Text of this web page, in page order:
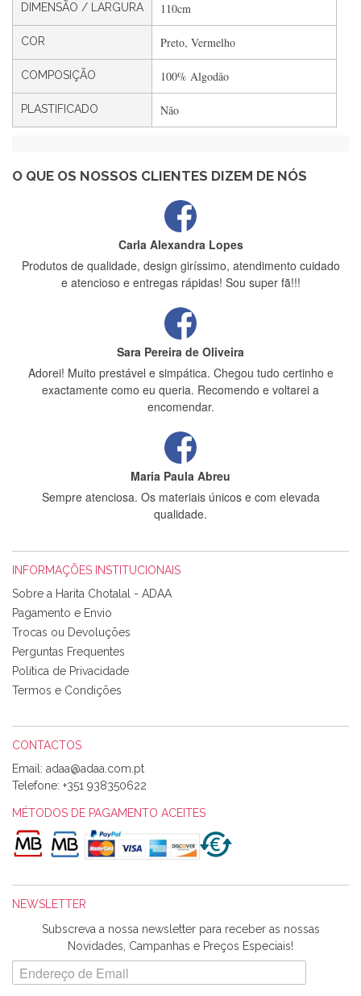
DIMENSÃO / LARGURA 110cm
COR Preto, Vermelho
COMPOSIÇÃO 100% Algodão
PLASTIFICADO Não
O QUE OS NOSSOS CLIENTES DIZEM DE NÓS
Filipa Freire
Rápido, atendimento 5*. Hoje chegará a segunda encomenda
feita de muitas certamente❤️
estrelas
Carla Alexandra Lopes
Produtos de qualidade, design giríssimo, atendimento cuidado
e atencioso e entregas rápidas! Sou super fã!!!
Sara Pereira de Oliveira
Adorei! Muito prestável e simpática. Chegou tudo certinho e
exactamente como eu queria. Recomendo e voltarei a
encomendar.
Maria Paula Abreu
Sempre atenciosa. Os materiais únicos e com elevada
qualidade.
Tudo chegou em condições, pois os produtos vieram muito
bem acondicionados. Estou plenamente satisfeita com os
produtos adquiridos. Relativamente à bolsa, tem um tecido
com um padrão e cores muito bonitas e a execução está
perfeitíssima. Futuramente penso voltar a comprar na vossa
loja, têm excelentes artigos a um preço muito justo. A
Alexandra Morais
Olá boa Noite. Os meus tecidos chegaram hoje. Muito
obrigada pelo miminho que dá um jeitaço pras minhas linhas
de bordar e não sei o que pões nos tecidos, mas que cheiram
maravilhosamente ... cheiram! :) Muito Obrigada.
Harita a minha encomenda já chegou. :) Muito obrigada pela
rapidez no envio, pela qualidade dos materiais que me
enviaste e pela simpatia de sempre. :)
INFORMAÇÕES INSTITUCIONAIS
Sobre a Harita Chotalal - ADAA
Pagamento e Envio
Trocas ou Devoluções
Perguntas Frequentes
Política de Privacidade
Termos e Condições
CONTACTOS
Email:
Telefone: +351 938350622
MÉTODOS DE PAGAMENTO ACEITES
NEWSLETTER
Subscreva a nossa newsletter para receber as nossas
Novidades, Campanhas e Preços Especiais!